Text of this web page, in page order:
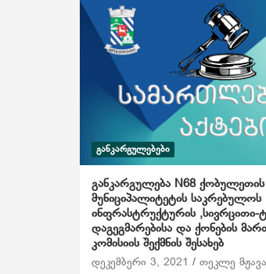
ᲒᲐᲜᲙᲐᲠᲒᲣᲚᲔᲑᲔᲑᲘ
განკარგულება N68 ქობულეთის
მუნიციპალიტეტის საკრებულოს
ინფრასტრუქტურის
დაგეგმარებისა და ქონების
კომისიის შექმნის შესახებ
დეკემბერი 3, 2021 თეკლე